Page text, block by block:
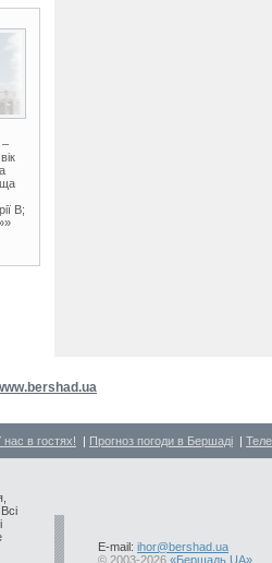
В;
нас в гостях! | Прогноз погоди в Бершаді |
. Всі
E-mail: ihor@bershad.ua
© 2003-2026 «Бершадь.UA»